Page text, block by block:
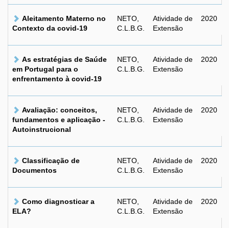
Aleitamento Materno no
Contexto da covid-19
NETO,
C.L.B.G.
Atividade de
Extensão
2020
As estratégias de Saúde
em Portugal para o
enfrentamento à covid-19
NETO,
C.L.B.G.
Atividade de
Extensão
2020
Avaliação: conceitos,
fundamentos e aplicação -
Autoinstrucional
NETO,
C.L.B.G.
Atividade de
Extensão
2020
Classificação de
Documentos
NETO,
C.L.B.G.
Atividade de
Extensão
2020
Como diagnosticar a
ELA?
NETO,
C.L.B.G.
Atividade de
Extensão
2020